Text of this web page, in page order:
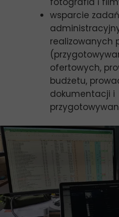
wsparcie zadań
realizowanych
ofertowych,
budżetu,
dokumentacji i